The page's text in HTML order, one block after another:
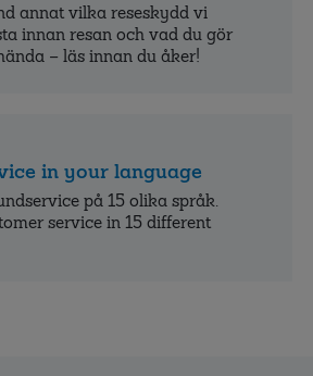
annat vilka reseskydd vi
innan resan och vad du gör
– läs innan du åker!
in your language
på 15 olika språk.
service in 15 different